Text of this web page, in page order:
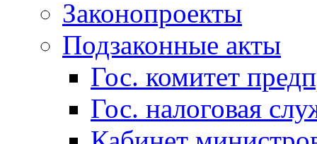
Законопроекты
Подзаконные акты
Гос. комитет
Гос. налоговая